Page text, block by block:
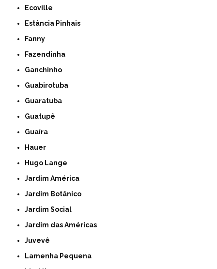
Ecoville
Estância Pinhais
Fanny
Fazendinha
Ganchinho
Guabirotuba
Guaratuba
Guatupê
Guaíra
Hauer
Hugo Lange
Jardim América
Jardim Botânico
Jardim Social
Jardim das Américas
Juvevê
Lamenha Pequena